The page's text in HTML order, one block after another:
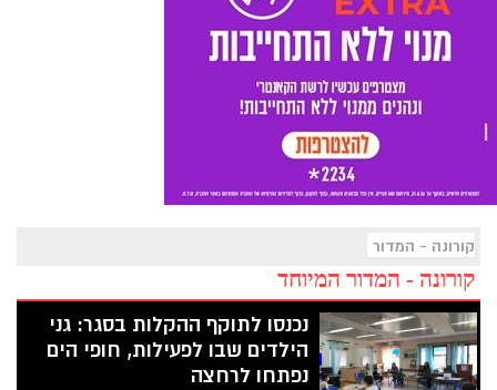
קורונה - המדור המיוחד
קורונה - המדור המיוחד
נכנסו לתוקף ההקלות בסגר: גני
הילדים שבו לפעילות, חופי הים
נפתחו לרחצה